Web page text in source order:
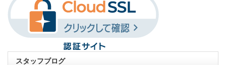
スタッフブログ